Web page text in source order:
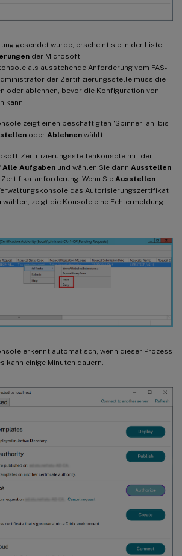
gesendet wurde, erscheint sie in der Liste
der Microsoft-
als ausstehende Anforderung vom FAS-
der Zertifizierungsstelle muss die
oder ablehnen, bevor die Konfiguration von
kann.
zeigt einen beschäftigten ‘Spinner’ an, bis
oder Ablehnen wählt.
Zertifizierungsstellenkonsole mit der
Alle Aufgaben und wählen Sie dann Ausstellen
Wenn Sie Ausstellen
das Autorisierungszertifikat
wählen, zeigt die Konsole eine Fehlermeldung
erkennt automatisch, wenn dieser Prozess
kann einige Minuten dauern.